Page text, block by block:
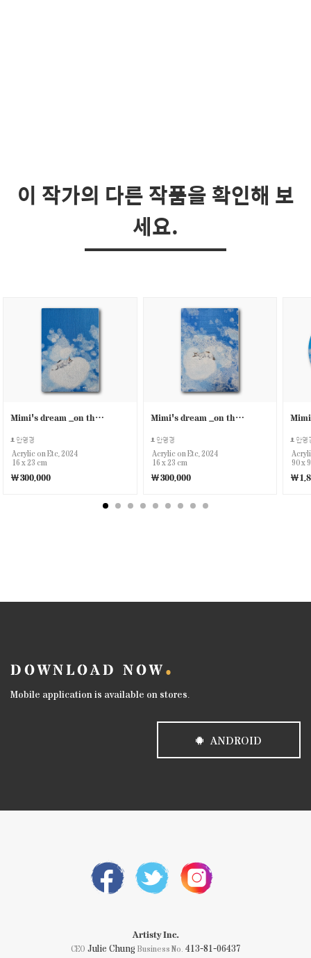
이 작가의 다른 작품을 확인해 보
세요.
Mimi's dream _on the clouds 4
안영경
Acrylic on Etc, 2024
16 x 23 cm
￦300,000
Mimi's dream _on the clouds 3
안영경
Acrylic on Etc, 2024
16 x 23 cm
￦300,000
안영
90 x
￦
DOWNLOAD NOW
Mobile application is available on stores.
ANDROID
Artisty Inc.
CEO Julie Chung Business No. 413-81-06437